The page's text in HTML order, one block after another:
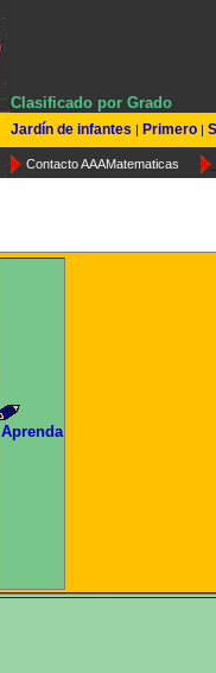
Clasificado por Grado
Jardín de infantes | Primero |
Contacto AAAMatematicas
Aprenda